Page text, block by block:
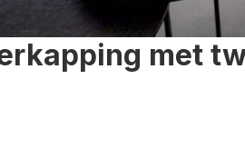
met